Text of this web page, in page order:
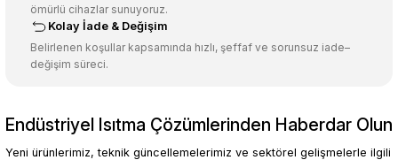
Bu ürüne benzer farklı alternatifler olmalı.
Gönder
ömürlü cihazlar sunuyoruz.
Kolay İade & Değişim
Belirlenen koşullar kapsamında hızlı, şeffaf ve sorunsuz iade–
değişim süreci.
Endüstriyel Isıtma Çözümlerinden Haberdar Olun
Yeni ürünlerimiz, teknik güncellemelerimiz ve sektörel gelişmelerle ilgili